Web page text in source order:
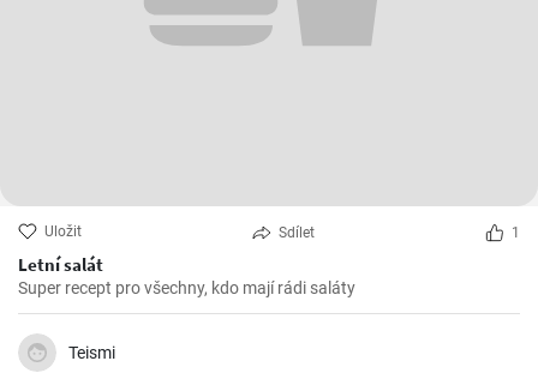
Uložit Sdílet 1
Letní salát
Super recept pro všechny, kdo mají rádi saláty
Teismi